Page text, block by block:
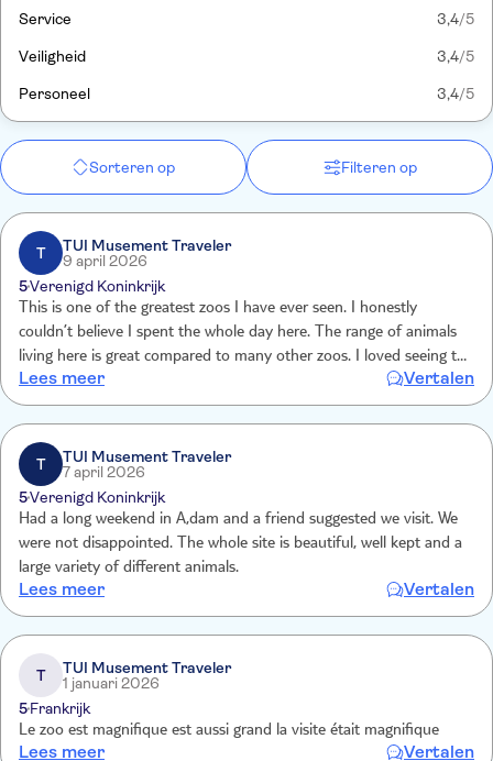
Service 3,4/5
Veiligheid 3,4/5
Personeel 3,4/5
Sorteren op Filteren op
T
TUI Musement Traveler
9 april 2026
5Verenigd Koninkrijk
This is one of the greatest zoos I have ever seen. I honestly
couldn’t believe I spent the whole day here. The range of animals
living here is great compared to many other zoos. I loved seeing the
elephants. The many different children areas were a bonus feature.
You must try the pizza, so tasty.
Lees meer Vertalen
T
TUI Musement Traveler
7 april 2026
5Verenigd Koninkrijk
Had a long weekend in A,dam and a friend suggested we visit. We
were not disappointed. The whole site is beautiful, well kept and a
large variety of different animals.
Lees meer Vertalen
T
TUI Musement Traveler
1 januari 2026
5Frankrijk
Le zoo est magnifique est aussi grand la visite était magnifique
Lees meer Vertalen